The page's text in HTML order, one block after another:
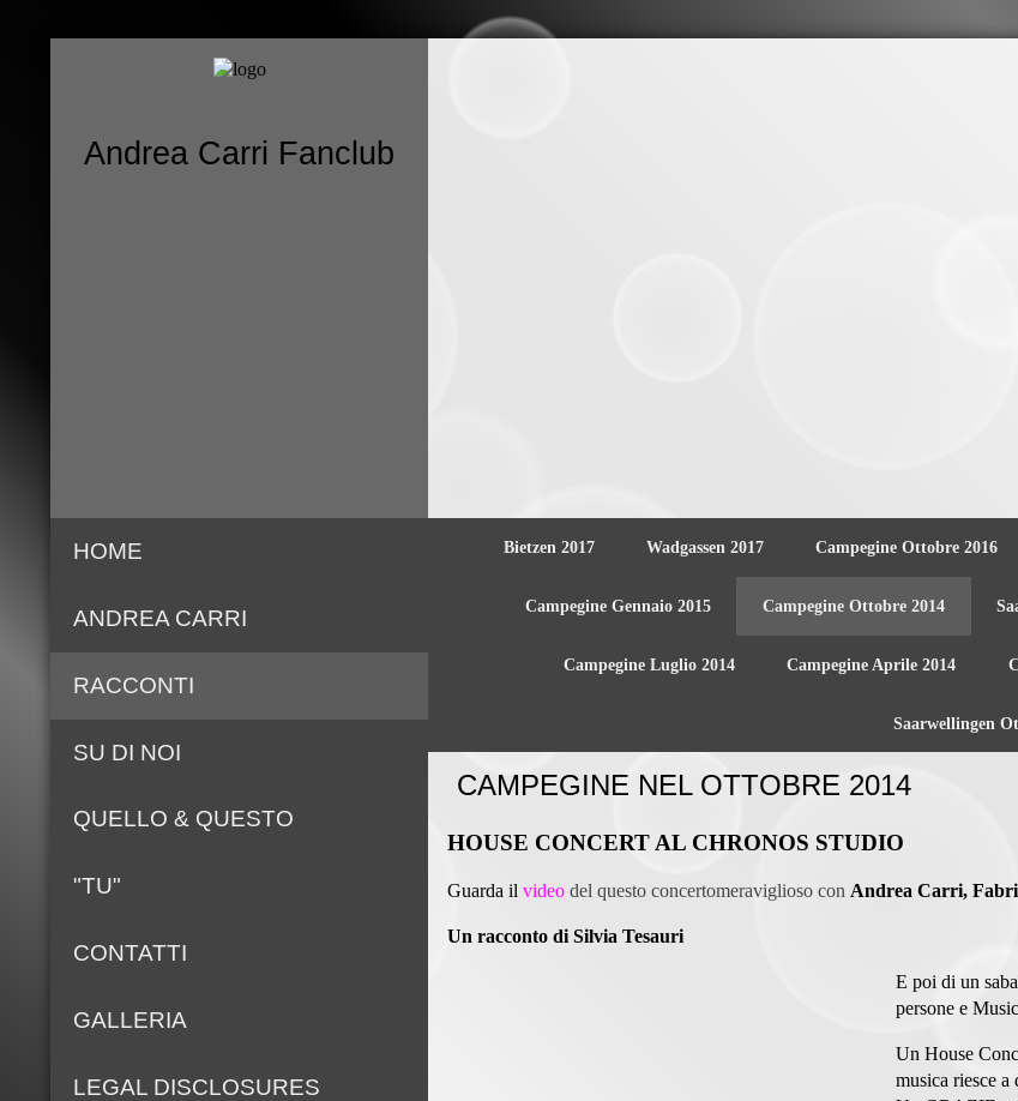
Andrea Carri Fanclub
HOME
ANDREA CARRI
RACCONTI
SU DI NOI
QUELLO & QUESTO
"TU"
CONTATTI
GALLERIA
LEGAL DISCLOSURES
Bietzen 2017 Wadgassen 2017 Campegine Ottobre 2016
Campegine Gennaio 2015 Campegine Ottobre 2014
Campegine Luglio 2014 Campegine Aprile 2014
Saarwellingen
CAMPEGINE NEL OTTOBRE 2014
HOUSE CONCERT AL CHRONOS STUDIO
Guarda il video del questo concertomeraviglioso con Andrea Carri,
Un racconto di Silvia Tesauri
E poi di un
persone e
Un House
musica riesce a